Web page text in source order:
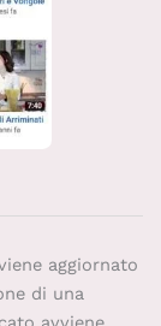
aggiornato
di una